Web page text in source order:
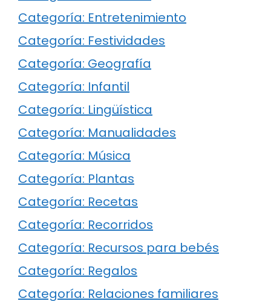
Categoría: Entretenimiento
Categoría: Festividades
Categoría: Geografía
Categoría: Infantil
Categoría: Lingüística
Categoría: Manualidades
Categoría: Música
Categoría: Plantas
Categoría: Recetas
Categoría: Recorridos
Categoría: Recursos para bebés
Categoría: Regalos
Categoría: Relaciones familiares